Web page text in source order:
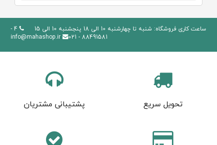
ساعت کاری فروشگاه: شنبه تا چهارشنبه 10 الی 18 پنجشنبه 10 الی 15
4 -
88491581 - 021
info@mahashop.ir
تحویل سریع پشتیبانی مشتریان